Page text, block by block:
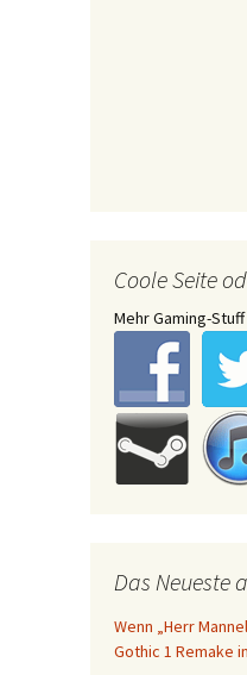
Coole Seite
Mehr Gaming-
Das Neueste
Wenn „Herr
Gothic 1 Remake